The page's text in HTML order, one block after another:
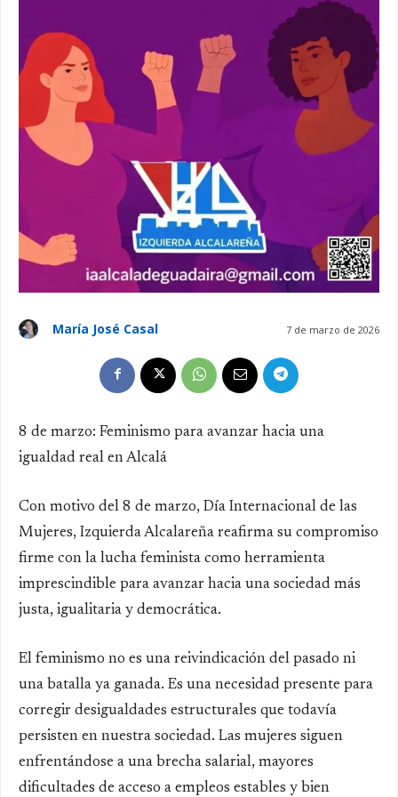
7 de marzo de 2026
María José Casal
8 de marzo: Feminismo para avanzar hacia una
igualdad real en Alcalá
Con motivo del 8 de marzo, Día Internacional de las
Mujeres, Izquierda Alcalareña reafirma su compromiso
firme con la lucha feminista como herramienta
imprescindible para avanzar hacia una sociedad más
justa, igualitaria y democrática.
El feminismo no es una reivindicación del pasado ni
una batalla ya ganada. Es una necesidad presente para
corregir desigualdades estructurales que todavía
persisten en nuestra sociedad. Las mujeres siguen
enfrentándose a una brecha salarial, mayores
dificultades de acceso a empleos estables y bien